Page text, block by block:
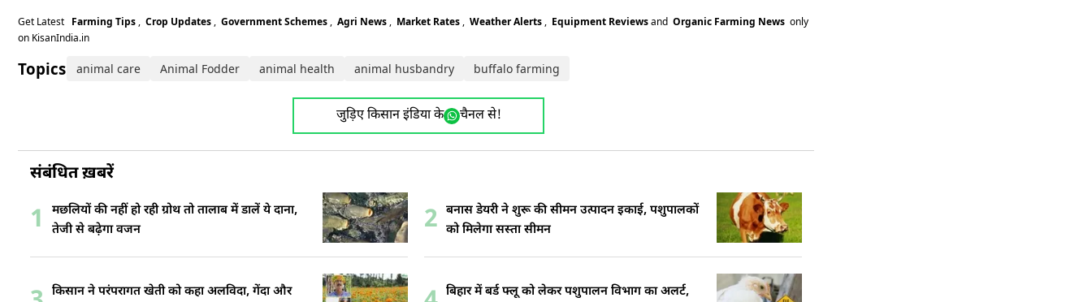
Get Latest Farming Tips , Crop Updates , Government Schemes , Agri News , Market Rates , Weather Alerts , Equipment Reviewsand Organic Farming News only
on KisanIndia.in
Topics: animal care Animal Fodder animal health animal husbandry buffalo farming
जुड़िए किसान इंडिया के चैनल से!
संबंधित ख़बरें
1
मछलियों की नहीं हो रही ग्रोथ तो तालाब में डालें ये दाना,
तेजी से बढ़ेगा वजन
2 बनास डेयरी ने शुरू की सीमन उत्पादन इकाई, पशुपालकों
को मिलेगा सस्ता सीमन
किसान ने परंपरागत खेती को कहा अलविदा, गेंदा और बिहार में बर्ड फ्लू को लेकर पशुपालन विभाग का अलर्ट,